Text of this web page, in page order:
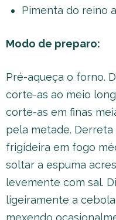
Pimenta do reino
Modo de preparo:
Pré-aqueça o forno.
corte-as ao meio
corte-as em finas
pela metade.
frigideira em fogo
soltar a espuma
levemente com sal.
ligeiramente a
mexendo